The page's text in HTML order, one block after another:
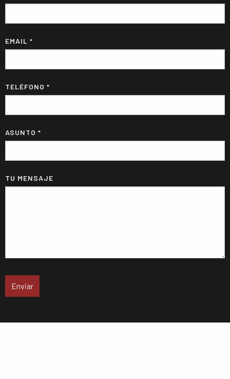
EMAIL *
TELÉFONO *
ASUNTO *
TU MENSAJE